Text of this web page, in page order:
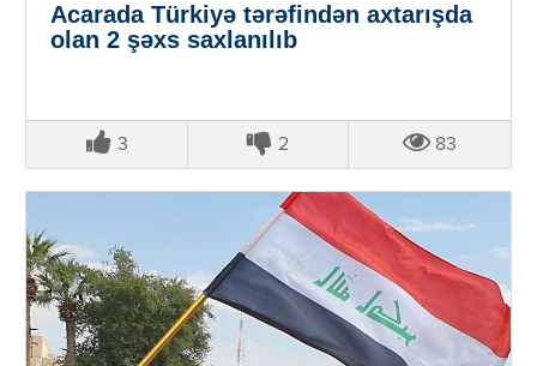
Acarada Türkiyə tərəfindən axtarışda
olan 2 şəxs saxlanılıb
3 2 83